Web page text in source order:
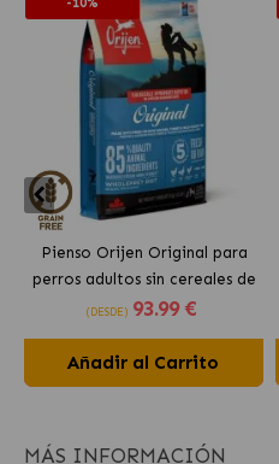
Pienso Orijen Original para
perros adultos sin cereales de
pollo
(DESDE) 93.99 €
Añadir al Carrito
MÁS INFORMACIÓN